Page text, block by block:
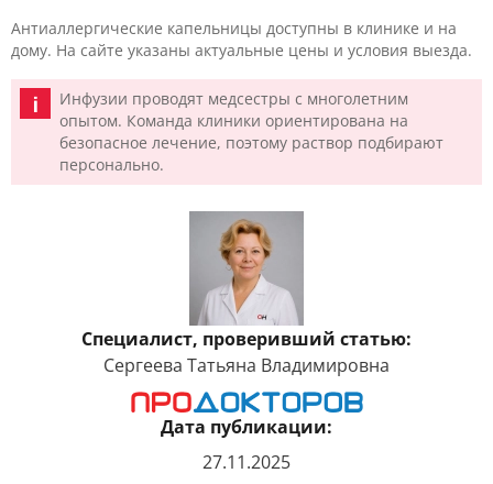
Антиаллергические капельницы доступны в клинике и на
дому. На сайте указаны актуальные цены и условия выезда.
Инфузии проводят медсестры с многолетним
опытом. Команда клиники ориентирована на
безопасное лечение, поэтому раствор подбирают
персонально.
Специалист, проверивший статью:
Сергеева Татьяна Владимировна
Дата публикации:
27.11.2025